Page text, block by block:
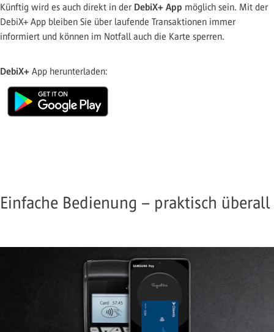
Künftig wird es auch direkt in der DebiX+ App möglich sein. Mit der
DebiX+ App bleiben Sie über laufende Transaktionen immer
informiert und können im Notfall auch die Karte sperren.
DebiX+ App herunterladen:
Einfache Bedienung – praktisch überall